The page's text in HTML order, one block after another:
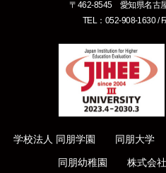
〒462-8545 愛知県名古
TEL：052-908-1630 /
学校法人 同朋学園 同朋大学
同朋幼稚園 株式会